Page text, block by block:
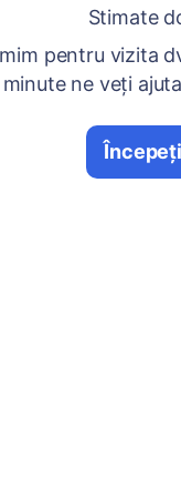
Stimate
pentru vizita
minute ne veți